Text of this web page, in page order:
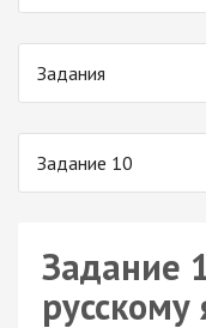
Задания
Задание 10
Задание